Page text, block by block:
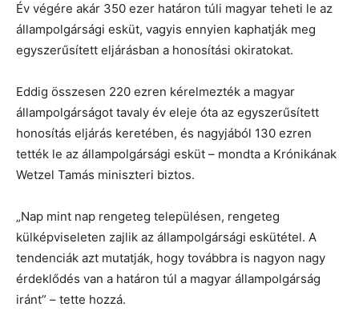
Év végére akár 350 ezer határon túli magyar teheti le az
állampolgársági esküt, vagyis ennyien kaphatják meg
egyszerűsített eljárásban a honosítási okiratokat.
Eddig összesen 220 ezren kérelmezték a magyar
állampolgárságot tavaly év eleje óta az egyszerűsített
honosítás eljárás keretében, és nagyjából 130 ezren
tették le az állampolgársági esküt – mondta a Krónikának
Wetzel Tamás miniszteri biztos.
„Nap mint nap rengeteg településen, rengeteg
külképviseleten zajlik az állampolgársági eskütétel. A
tendenciák azt mutatják, hogy továbbra is nagyon nagy
érdeklődés van a határon túl a magyar állampolgárság
iránt” – tette hozzá.